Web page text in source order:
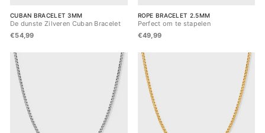
CUBAN BRACELET 3MM
De dunste Zilveren Cuban Bracelet
€54,99
ROPE BRACELET 2.5MM
Perfect om te stapelen
€49,99